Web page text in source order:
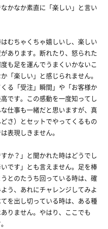
かなか素直に「楽しい」と言い
むちゃくちゃ嬉しいし、楽しい
あります。断れたり、怒られた
も足を運んでうまくいかないこ
「楽しい」と感じられません。
る「受注」瞬間」や「お客様か
です。この感動を一度知ってし
仕事も一緒だと思いますが、真
さ）とセットでやってくるもの
表現しきません。
か？」と聞かれた時はどうでし
です」とも言えません。足を棒
とのたうち回っている時は、確
う、あれにチャレンジしてみよ
を出し切っている時は、ある種
りません。やはり、ここでも